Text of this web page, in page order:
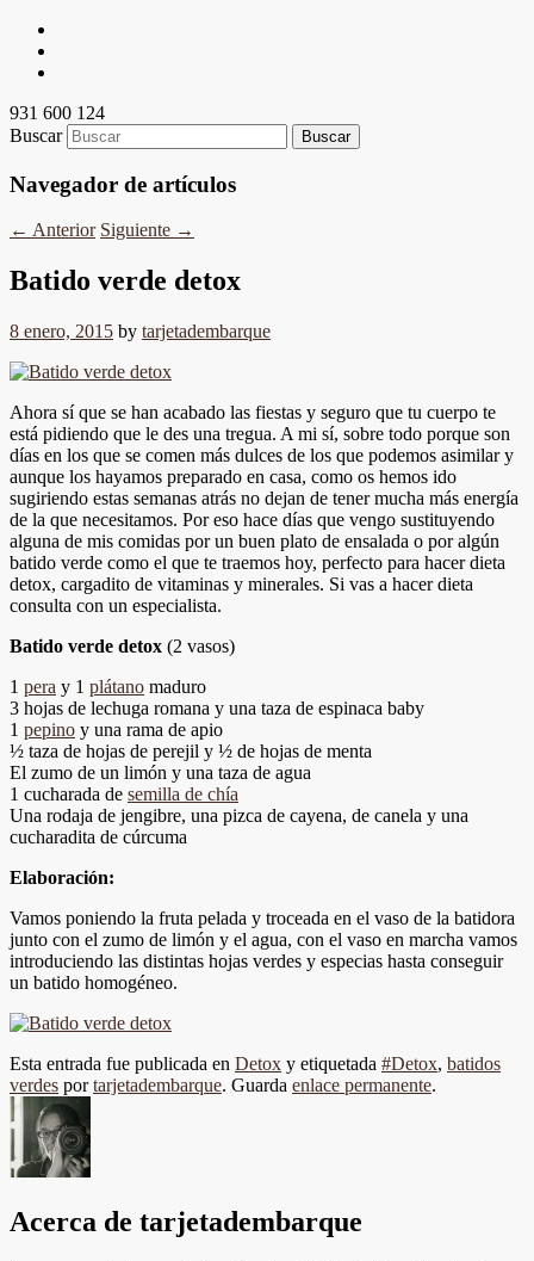
931 600 124
Buscar
Navegador de artículos
← Anterior Siguiente →
Batido verde detox
8 enero, 2015 by tarjetadembarque
Ahora sí que se han acabado las fiestas y seguro que tu cuerpo te
está pidiendo que le des una tregua. A mi sí, sobre todo porque son
días en los que se comen más dulces de los que podemos asimilar y
aunque los hayamos preparado en casa, como os hemos ido
sugiriendo estas semanas atrás no dejan de tener mucha más energía
de la que necesitamos. Por eso hace días que vengo sustituyendo
alguna de mis comidas por un buen plato de ensalada o por algún
batido verde como el que te traemos hoy, perfecto para hacer dieta
detox, cargadito de vitaminas y minerales. Si vas a hacer dieta
consulta con un especialista.
Batido verde detox (2 vasos)
1 pera y 1 plátano maduro
3 hojas de lechuga romana y una taza de espinaca baby
1 pepino y una rama de apio
½ taza de hojas de perejil y ½ de hojas de menta
El zumo de un limón y una taza de agua
1 cucharada de semilla de chía
Una rodaja de jengibre, una pizca de cayena, de canela y una
cucharadita de cúrcuma
Elaboración:
Vamos poniendo la fruta pelada y troceada en el vaso de la batidora
junto con el zumo de limón y el agua, con el vaso en marcha vamos
introduciendo las distintas hojas verdes y especias hasta conseguir
un batido homogéneo.
Esta entrada fue publicada en Detox y etiquetada #Detox, batidos
verdes portarjetadembarque. Guarda enlace permanente.
Acerca de tarjetadembarque